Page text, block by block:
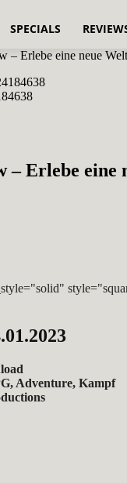
SPECIALS
– Erlebe eine neue Welt
– Erlebe eine
Adventure, Kampf